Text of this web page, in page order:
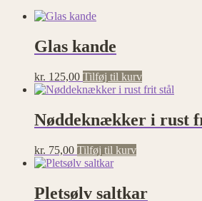
Glas kande
kr. 125,00 Tilføj til kurv
Nøddeknækker i rust
kr. 75,00 Tilføj til kurv
Pletsølv saltkar